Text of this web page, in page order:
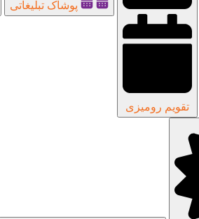
تقویم رومیزی
پوشاک تبلیغاتی